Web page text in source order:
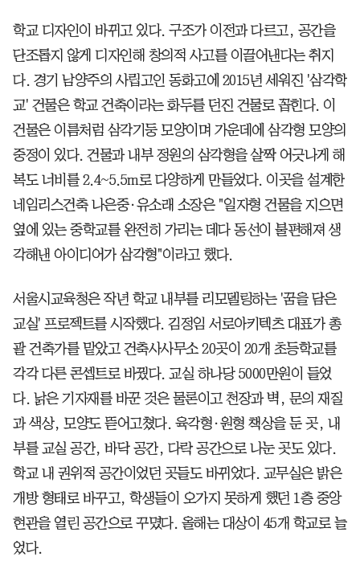
학교 디자인이 바뀌고 있다. 구조가 이전과 다르고, 공간을
단조롭지 않게 디자인해 창의적 사고를 이끌어낸다는 취지
다. 경기 남양주의 사립고인 동화고에 2015년 세워진 '삼각학
교' 건물은 학교 건축이라는 화두를 던진 건물로 꼽힌다. 이
건물은 이름처럼 삼각기둥 모양이며 가운데에 삼각형 모양의
중정이 있다. 건물과 내부 정원의 삼각형을 살짝 어긋나게 해
복도 너비를 2.4~5.5m로 다양하게 만들었다. 이곳을 설계한
네임리스건축 나은중·유소래 소장은 "일자형 건물을 지으면
옆에 있는 중학교를 완전히 가리는 데다 동선이 불편해져 생
각해낸 아이디어가 삼각형"이라고 했다.
서울시교육청은 작년 학교 내부를 리모델링하는 '꿈을 담은
교실' 프로젝트를 시작했다. 김정임 서로아키텍츠 대표가 총
괄 건축가를 맡았고 건축사사무소 20곳이 20개 초등학교를
각각 다른 콘셉트로 바꿨다. 교실 하나당 5000만원이 들었
다. 낡은 기자재를 바꾼 것은 물론이고 천장과 벽, 문의 재질
과 색상, 모양도 뜯어고쳤다. 육각형·원형 책상을 둔 곳, 내
부를 교실 공간, 바닥 공간, 다락 공간으로 나눈 곳도 있다.
학교 내 권위적 공간이었던 곳들도 바뀌었다. 교무실은 밝은
개방 형태로 바꾸고, 학생들이 오가지 못하게 했던 1층 중앙
현관을 열린 공간으로 꾸몄다. 올해는 대상이 45개 학교로 늘
었다.